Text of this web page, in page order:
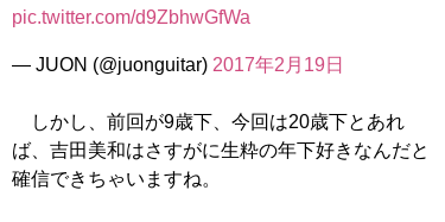
pic.twitter.com/d9ZbhwGfWa
— JUON (@juonguitar) 2017年2月19日
しかし、前回が9歳下、今回は20歳下とあれ
ば、吉田美和はさすがに生粋の年下好きなんだと
確信できちゃいますね。